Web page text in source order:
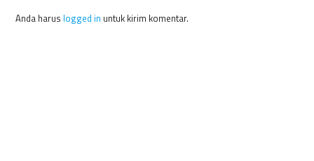
Anda harus logged in untuk kirim komentar.